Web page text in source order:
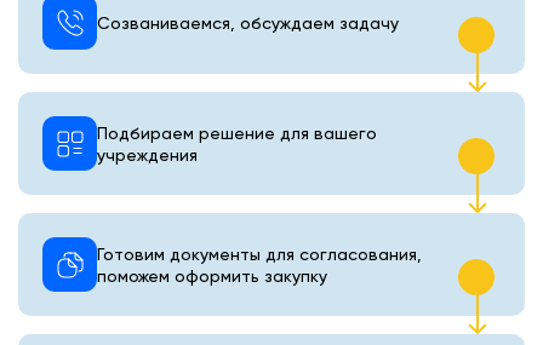
Созваниваемся, обсуждаем задачу
Подбираем решение для вашего
учреждения
Готовим документы для согласования,
поможем оформить закупку